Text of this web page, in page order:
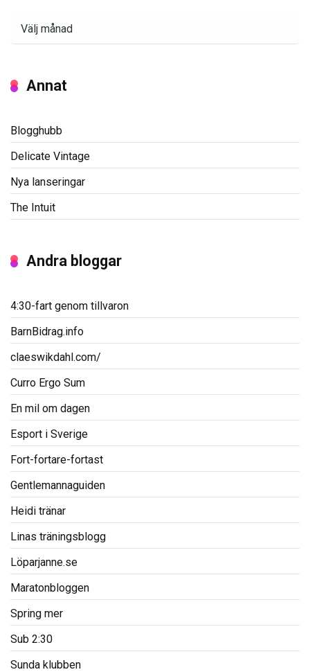
Annat
Blogghubb
Delicate Vintage
Nya lanseringar
The Intuit
Andra bloggar
4:30-fart genom tillvaron
BarnBidrag.info
claeswikdahl.com/
Curro Ergo Sum
En mil om dagen
Esport i Sverige
Fort-fortare-fortast
Gentlemannaguiden
Heidi tränar
Linas träningsblogg
Löparjanne.se
Maratonbloggen
Spring mer
Sub 2:30
Sunda klubben